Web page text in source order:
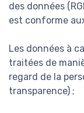
des données
est conforme
Les données à
traitées de
regard de la
transparence) ;